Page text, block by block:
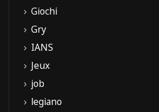
Giochi
Gry
IANS
Jeux
job
legiano